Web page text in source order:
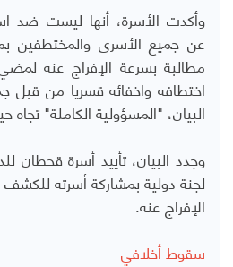
وأكدت الأسرة، أنها ليست ضد
عن جميع الأسرى والمختطفين
اختطافه واخفائه قسريا من قبل
البيان، "المسؤولية الكاملة"
وجدد البيان، تأييد أسرة قحطان
لجنة دولية بمشاركة أسرته
الإفراج عنه.
سقوط أخلافي